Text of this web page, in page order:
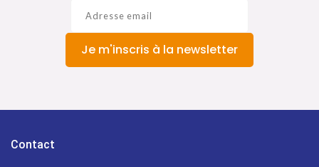
Je m'inscris à la newsletter
Contact